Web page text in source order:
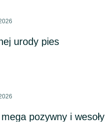
urody pies
pozywny i wesoły